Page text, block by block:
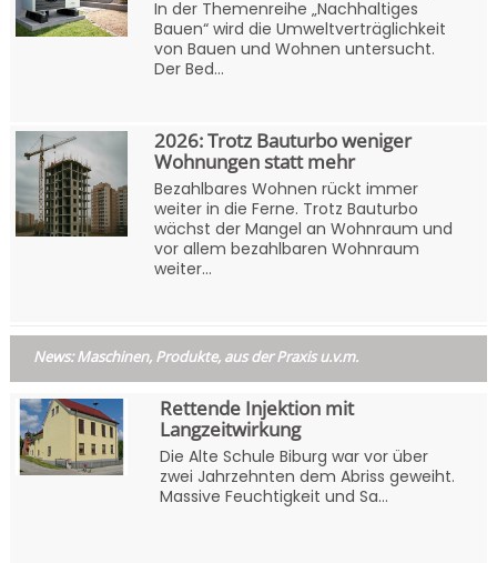
In der Themenreihe „Nachhaltiges
Bauen“ wird die Umweltverträglichkeit
von Bauen und Wohnen untersucht.
Der Bed...
2026: Trotz Bauturbo weniger
Wohnungen statt mehr
Bezahlbares Wohnen rückt immer
weiter in die Ferne. Trotz Bauturbo
wächst der Mangel an Wohnraum und
vor allem bezahlbaren Wohnraum
weiter...
News: Maschinen, Produkte, aus der Praxis u.v.m.
Rettende Injektion mit
Langzeitwirkung
Die Alte Schule Biburg war vor über
zwei Jahrzehnten dem Abriss geweiht.
Massive Feuchtigkeit und Sa...